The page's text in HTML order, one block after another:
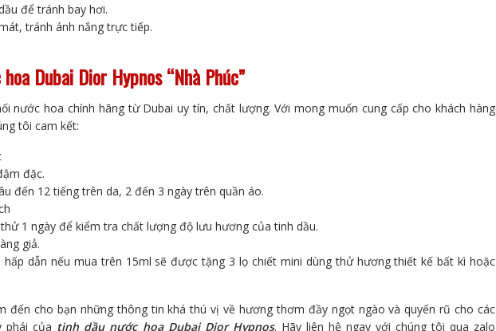
để tránh bay hơi.
tránh ánh nắng trực tiếp.
Dubai Dior Hypnos“Nhà Phúc”
nước hoa chính hãng từ Dubai uy tín, chất lượng. Với mong muốn cung cấp cho khách hàng
tôi cam kết:
đặc.
đến 12 tiếng trên da, 2 đến 3 ngày trên quần áo.
1 ngày để kiểm tra chất lượng độ lưu hương của tinh dầu.
giả.
dẫn nếu mua trên 15ml sẽ được tặng 3 lọ chiết mini dùng thử hương thiết kế bất kì hoặc
đến cho bạn những thông tin khá thú vị về hương thơm đầy ngọt ngào và quyến rũ cho các
phái của tinh dầu nước hoa Dubai Dior Hypnos. Hãy liên hệ ngay với chúng tôi qua zalo